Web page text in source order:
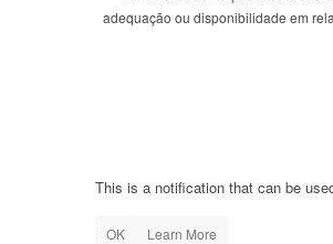
adequação ou disponibilidade em
This is a notification that can be
OK Learn More